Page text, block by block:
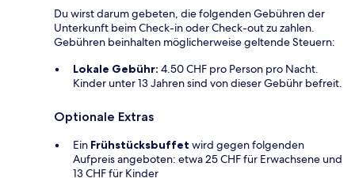
Du wirst darum gebeten, die folgenden Gebühren der
Unterkunft beim Check-in oder Check-out zu zahlen.
Gebühren beinhalten möglicherweise geltende Steuern:
Lokale Gebühr: 4.50 CHF pro Person pro Nacht.
Kinder unter 13 Jahren sind von dieser Gebühr befreit.
Optionale Extras
Ein Frühstücksbuffet wird gegen folgenden
Aufpreis angeboten: etwa 25 CHF für Erwachsene und
13 CHF für Kinder